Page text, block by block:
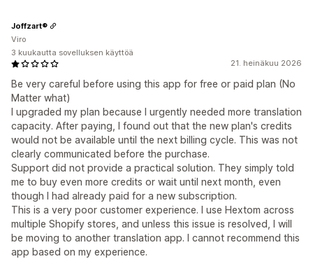
21. heinäkuu 2026
Be very careful before using this app for free or paid plan (No
Matter what)
I upgraded my plan because I urgently needed more translation
capacity. After paying, I found out that the new plan's credits
would not be available until the next billing cycle. This was not
clearly communicated before the purchase.
Support did not provide a practical solution. They simply told
me to buy even more credits or wait until next month, even
though I had already paid for a new subscription.
This is a very poor customer experience. I use Hextom across
multiple Shopify stores, and unless this issue is resolved, I will
be moving to another translation app. I cannot recommend this
app based on my experience.
Joffzart®
Viro
3 kuukautta sovelluksen käyttöä